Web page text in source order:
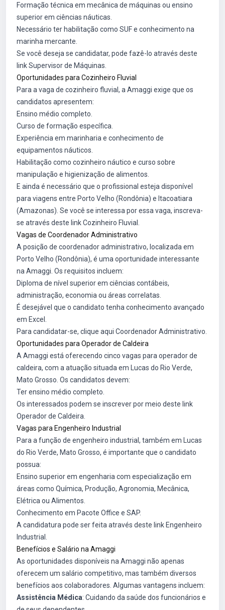
Formação técnica em mecânica de máquinas ou ensino
superior em ciências náuticas.
Necessário ter habilitação como SUF e conhecimento na
marinha mercante.
Se você deseja se candidatar, pode fazê-lo através deste
linkSupervisor de Máquinas
Oportunidades para Cozinheiro Fluvial
Para a vaga de cozinheiro fluvial, a Amaggi exige que os
candidatos apresentem:
Ensino médio completo.
Curso de formação específica.
Experiência em marinharia e conhecimento de
equipamentos náuticos.
Habilitação como cozinheiro náutico e curso sobre
manipulação e higienização de alimentos.
E ainda é necessário que o profissional esteja disponível
para viagens entre Porto Velho (Rondônia) e Itacoatiara
(Amazonas). Se você se interessa por essa vaga, inscreva-
se através deste linkCozinheiro Fluvial
Vagas de Coordenador Administrativo
A posição de coordenador administrativo, localizada em
Porto Velho (Rondônia), é uma oportunidade interessante
na Amaggi. Os requisitos incluem:
Diploma de nível superior em ciências contábeis,
administração, economia ou áreas correlatas.
É desejável que o candidato tenha conhecimento avançado
em Excel.
Para candidatar-se, clique aqui Coordenador Administrativo
Oportunidades para Operador de Caldeira
A Amaggi está oferecendo cinco vagas para operador de
caldeira, com a atuação situada em Lucas do Rio Verde,
Mato Grosso. Os candidatos devem:
Ter ensino médio completo.
Os interessados podem se inscrever por meio deste link
Operador de Caldeira
Vagas para Engenheiro Industrial
Para a função de engenheiro industrial, também em Lucas
do Rio Verde, Mato Grosso, é importante que o candidato
possua:
Ensino superior em engenharia com especialização em
áreas como Química, Produção, Agronomia, Mecânica,
Elétrica ou Alimentos.
Conhecimento em Pacote Office e SAP.
A candidatura pode ser feita através deste link Engenheiro
Industrial
Benefícios e Salário na Amaggi
As oportunidades disponíveis na Amaggi não apenas
oferecem um salário competitivo, mas também diversos
benefícios aos colaboradores. Algumas vantagens incluem:
Assistência Médica: Cuidando da saúde dos funcionários e